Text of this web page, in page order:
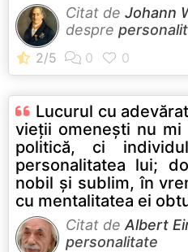
Citat de Johann
despre
Lucurul cu
vieţii omeneşti nu
politică, ci
personalitatea lui;
nobil şi sublim, în
cu mentalitatea ei
Citat deAlbert
personalitate